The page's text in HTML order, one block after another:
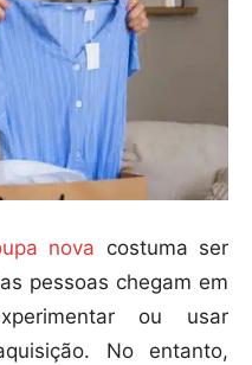
nova costuma ser
pessoas chegam em
ou usar
No entanto,